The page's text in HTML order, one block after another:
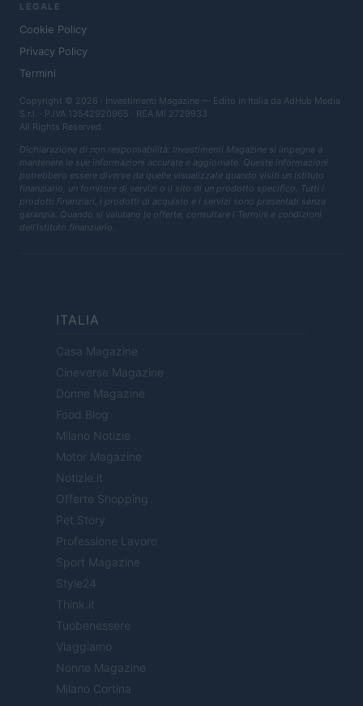
LEGALE
Cookie Policy
Privacy Policy
Termini
Copyright © 2026 · Investimenti Magazine — Edito in Italia da AdHub Media
S.r.l. · P.IVA 13542920965 · REA MI 2729933
All Rights Reserved
Dichiarazione di non responsabilità: Investimenti Magazine si impegna a
mantenere le sue informazioni accurate e aggiornate. Queste informazioni
potrebbero essere diverse da quelle visualizzate quando visiti un istituto
finanziario, un fornitore di servizi o il sito di un prodotto specifico. Tutti i
prodotti finanziari, i prodotti di acquisto e i servizi sono presentati senza
garanzia. Quando si valutano le offerte, consultare i Termini e condizioni
dell'istituto finanziario.
ITALIA
Casa Magazine
Cineverse Magazine
Donne Magazine
Food Blog
Milano Notizie
Motor Magazine
Notizie.it
Offerte Shopping
Pet Story
Professione Lavoro
Sport Magazine
Style24
Think.it
Tuobenessere
Viaggiamo
Nonne Magazine
Milano Cortina